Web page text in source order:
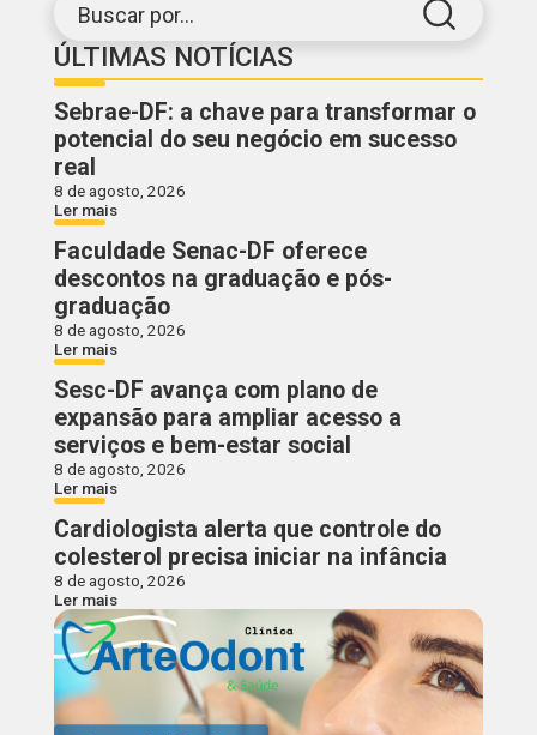
Buscar por...
ÚLTIMAS NOTÍCIAS
Sebrae-DF: a chave para transformar o
potencial do seu negócio em sucesso
real
8 de agosto, 2026
Ler mais
Faculdade Senac-DF oferece
descontos na graduação e pós-
graduação
8 de agosto, 2026
Ler mais
Sesc-DF avança com plano de
expansão para ampliar acesso a
serviços e bem-estar social
8 de agosto, 2026
Ler mais
Cardiologista alerta que controle do
colesterol precisa iniciar na infância
8 de agosto, 2026
Ler mais